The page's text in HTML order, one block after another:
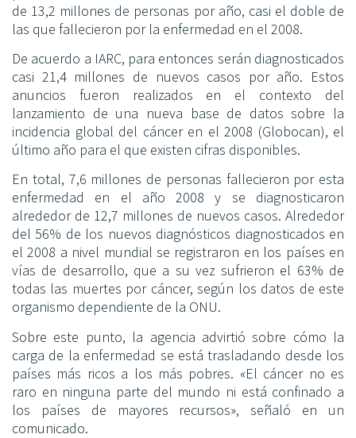
de 13,2 millones de personas por año, casi el doble de
las que fallecieron por la enfermedad en el 2008.
De acuerdo a IARC, para entonces serán diagnosticados
casi 21,4 millones de nuevos casos por año. Estos
anuncios fueron realizados en el contexto del
lanzamiento de una nueva base de datos sobre la
incidencia global del cáncer en el 2008 (Globocan), el
último año para el que existen cifras disponibles.
En total, 7,6 millones de personas fallecieron por esta
enfermedad en el año 2008 y se diagnosticaron
alrededor de 12,7 millones de nuevos casos. Alrededor
del 56% de los nuevos diagnósticos diagnosticados en
el 2008 a nivel mundial se registraron en los países en
vías de desarrollo, que a su vez sufrieron el 63% de
todas las muertes por cáncer, según los datos de este
organismo dependiente de la ONU.
Sobre este punto, la agencia advirtió sobre cómo la
carga de la enfermedad se está trasladando desde los
países más ricos a los más pobres. «El cáncer no es
raro en ninguna parte del mundo ni está confinado a
los países de mayores recursos», señaló en un
comunicado.